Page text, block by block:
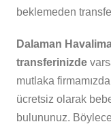
beklemeden
Dalaman
transferinizde
mutlaka
ücretsiz olarak
bulununuz.